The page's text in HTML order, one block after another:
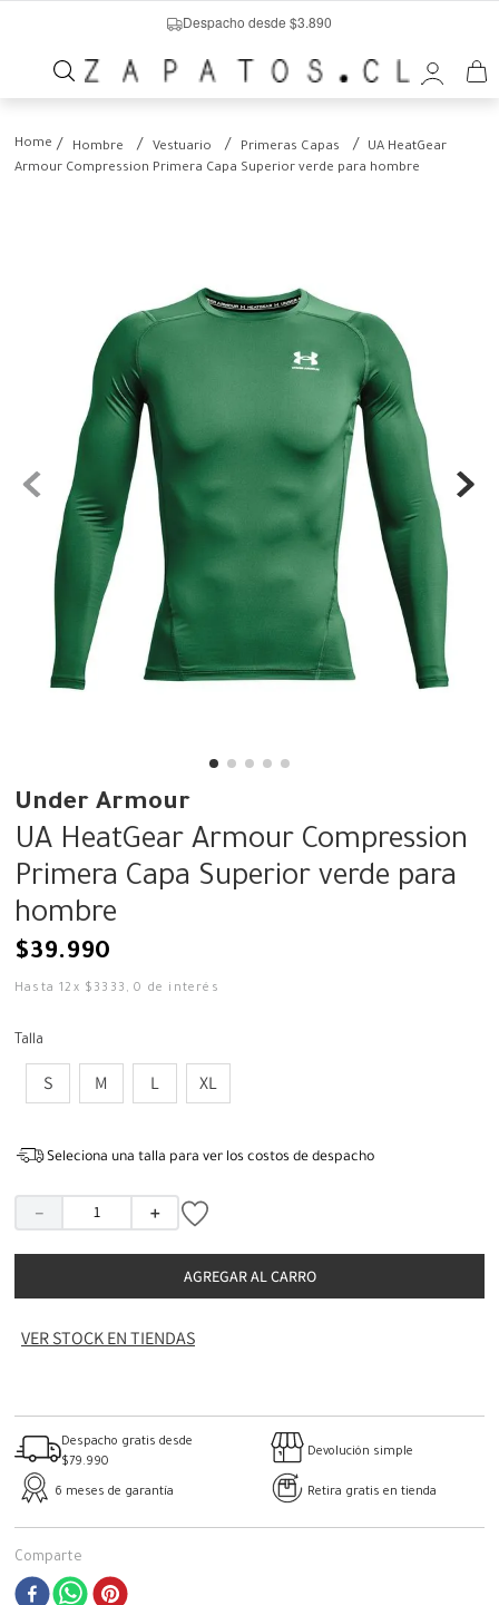
Despacho desde $3.890
Hombre Vestuario Primeras Capas
UA HeatGear
Armour Compression Primera Capa Superior verde para hombre
Under Armour
UA HeatGear Armour Compression
Primera Capa Superior verde para
hombre
$39.990
Hasta12 x $ 3333 ,0 de interés
Talla
S M L XL
Seleciona una talla para ver los costos de despacho
＋
－
AGREGAR AL CARRO
VER STOCK EN TIENDAS
Despacho gratis desde
$79.990
Devolución simple
6 meses de garantía Retira gratis en tienda
Comparte